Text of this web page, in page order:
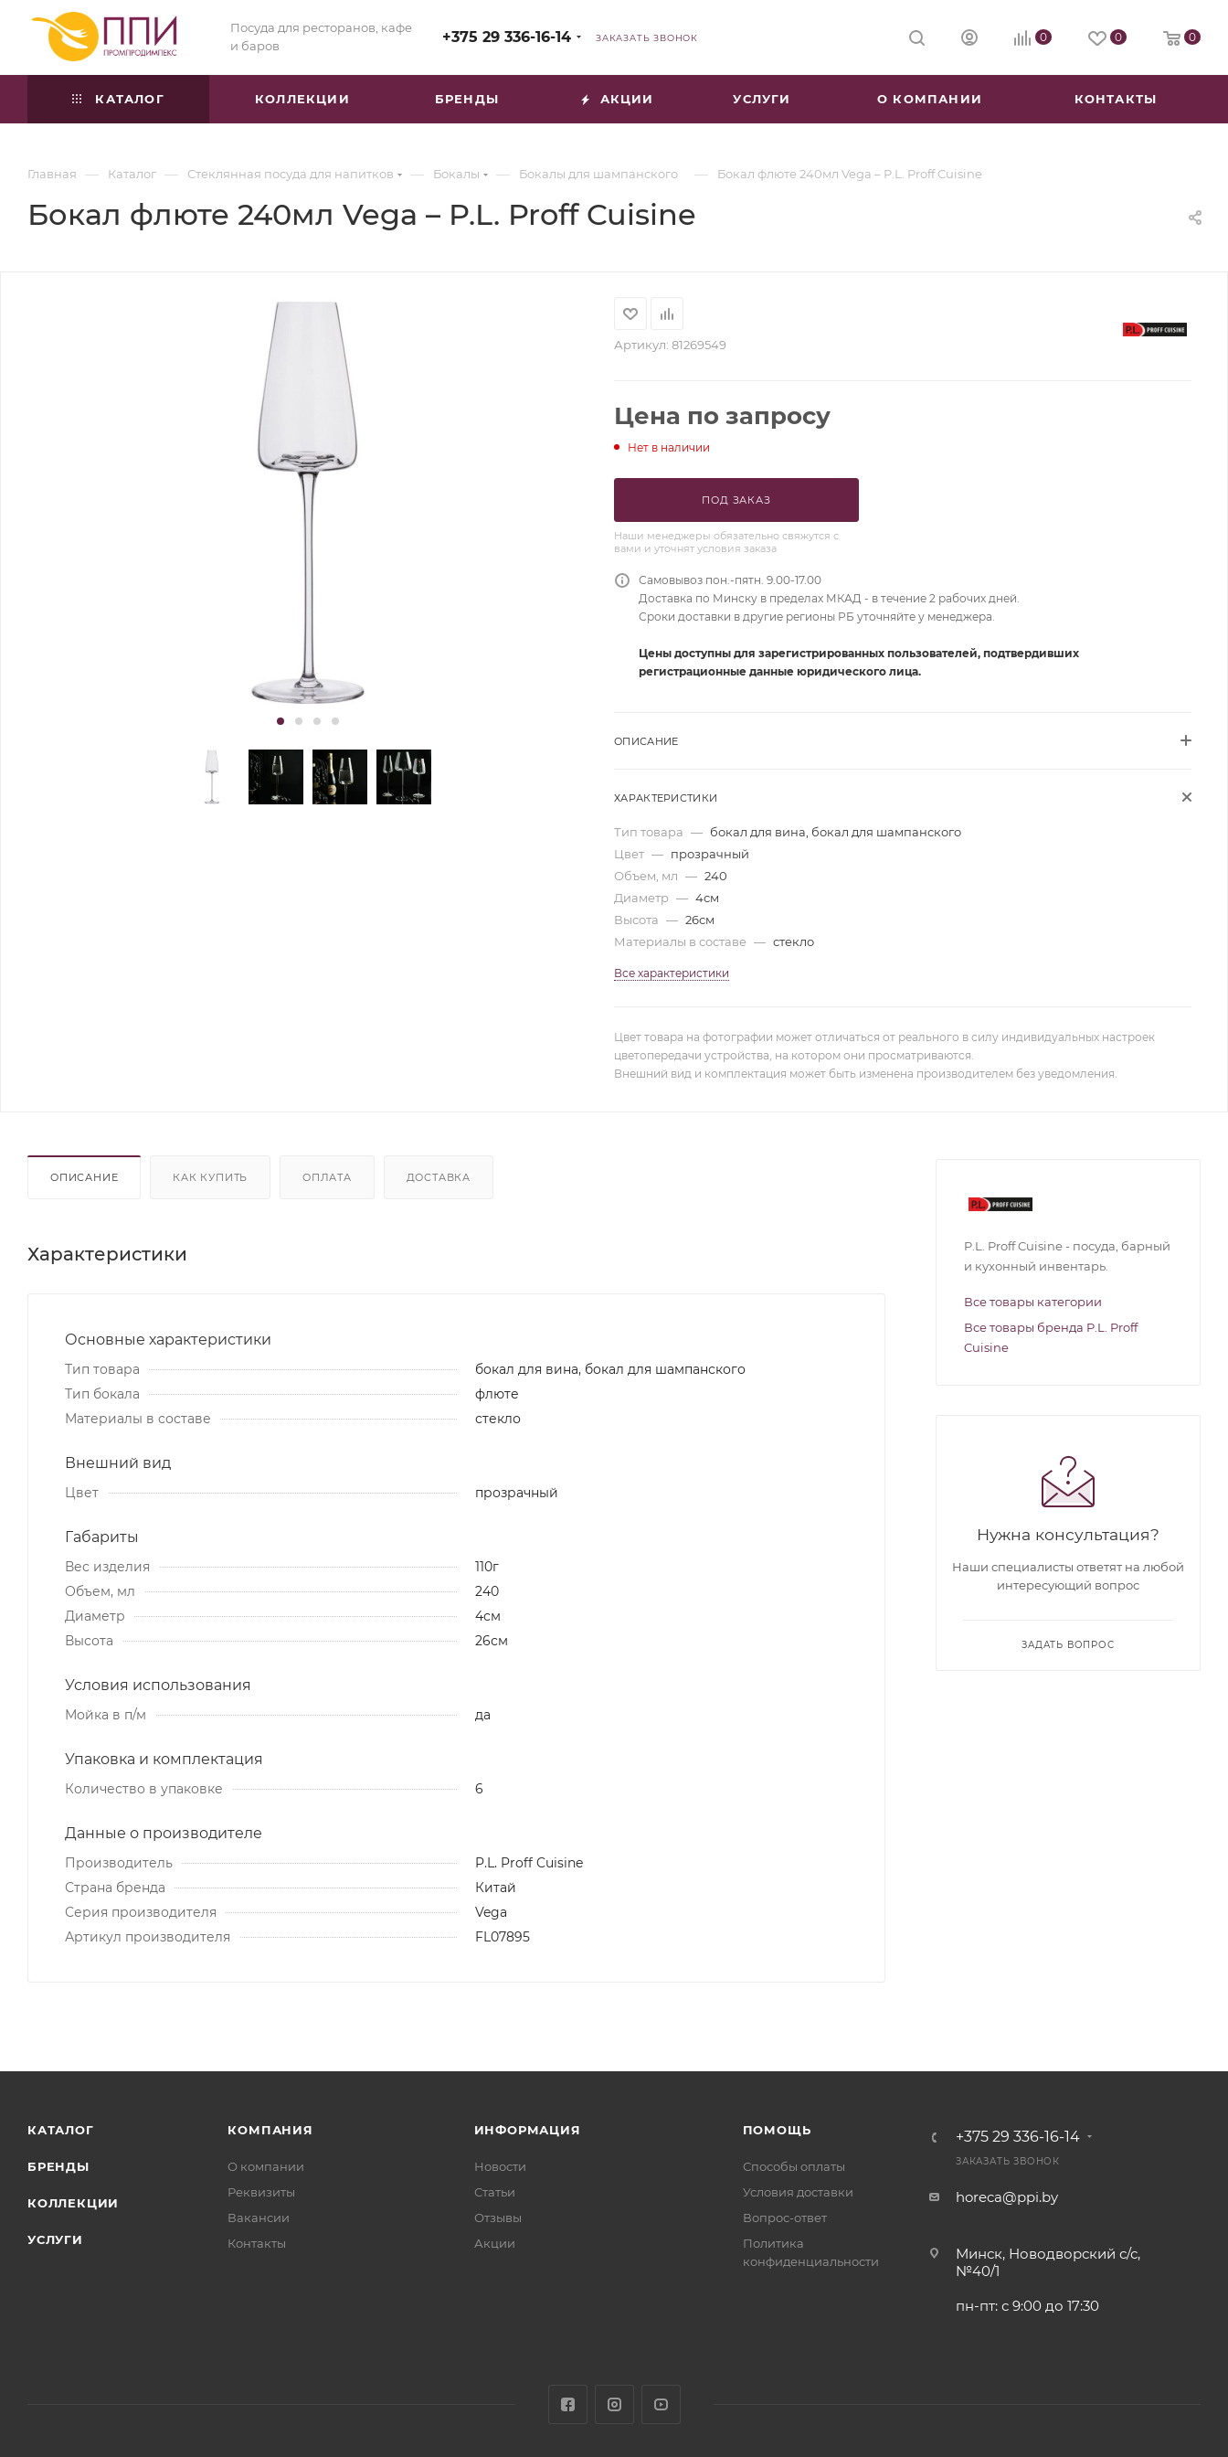
Посуда для ресторанов, кафе
и баров
+375 29 336-16-14 ЗАКАЗАТЬ ЗВОНОК 0 0 0
КАТАЛОГ КОЛЛЕКЦИИ БРЕНДЫ АКЦИИ УСЛУГИ О КОМПАНИИ КОНТАКТЫ
Главная — Каталог — Стеклянная посуда для напитков — Бокалы — Бокалы для шампанского — Бокал флюте 240мл Vega – P.L. Proff Cuisine
Бокал флюте 240мл Vega – P.L. Proff Cuisine
Артикул: 81269549
Цена по запросу
Нет в наличии
ПОД ЗАКАЗ
Наши менеджеры обязательно свяжутся с
вами и уточнят условия заказа
Самовывоз пон.-пятн. 9.00-17.00
Доставка по Минску в пределах МКАД - в течение 2 рабочих дней.
Сроки доставки в другие регионы РБ уточняйте у менеджера.
Цены доступны для зарегистрированных пользователей, подтвердивших
регистрационные данные юридического лица.
ОПИСАНИЕ
ХАРАКТЕРИСТИКИ
Тип товара — бокал для вина, бокал для шампанского
Цвет — прозрачный
Объем, мл — 240
Диаметр — 4см
Высота — 26см
Материалы в составе — стекло
Все характеристики
Цвет товара на фотографии может отличаться от реального в силу индивидуальных настроек
цветопередачи устройства, на котором они просматриваются.
Внешний вид и комплектация может быть изменена производителем без уведомления.
ОПИСАНИЕ КАК КУПИТЬ ОПЛАТА ДОСТАВКА
Характеристики
Основные характеристики
Тип товара
бокал для вина, бокал для шампанского
Тип бокала
флюте
Материалы в составе
стекло
Внешний вид
Цвет прозрачный
Габариты
Вес изделия
110г
Объем, мл
240
Диаметр
4см
Высота
26см
Условия использования
Мойка в п/м да
Упаковка и комплектация
Количество в упаковке 6
Данные о производителе
Производитель
P.L. Proff Cuisine
Страна бренда
Китай
Серия производителя
Vega
Артикул производителя
FL07895
P.L. Proff Cuisine - посуда, барный
и кухонный инвентарь.
Все товары категории
Все товары бренда P.L. Proff
Cuisine
Нужна консультация?
Наши специалисты ответят на любой
интересующий вопрос
ЗАДАТЬ ВОПРОС
КАТАЛОГ
БРЕНДЫ
КОЛЛЕКЦИИ
УСЛУГИ
КОМПАНИЯ
О компании
Реквизиты
Вакансии
Контакты
ИНФОРМАЦИЯ
Новости
Статьи
Отзывы
Акции
ПОМОЩЬ
Способы оплаты
Условия доставки
Вопрос-ответ
Политика
конфиденциальности
+375 29 336-16-14
ЗАКАЗАТЬ ЗВОНОК
horeca@ppi.by
Минск, Новодворский с/с,
№40/1
пн-пт: с 9:00 до 17:30